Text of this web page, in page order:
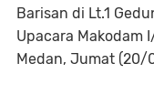
Barisan di Lt.1
Upacara Makodam
Medan, Jumat (20/